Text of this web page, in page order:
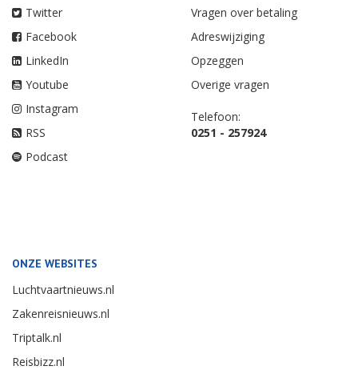
Twitter
Facebook
LinkedIn
Youtube
Instagram
RSS
Podcast
Vragen over betaling
Adreswijziging
Opzeggen
Overige vragen
Telefoon:
0251 - 257924
ONZE WEBSITES
Luchtvaartnieuws.nl
Zakenreisnieuws.nl
Triptalk.nl
Reisbizz.nl